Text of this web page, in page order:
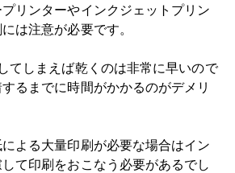
リンターやインクジェットプリン
は注意が必要です。
てしまえば乾くのは非常に早いので
るまでに時間がかかるのがデメリ
よる大量印刷が必要な場合はイン
て印刷をおこなう必要があるでし